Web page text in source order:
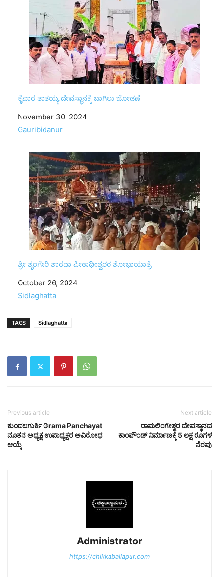
ಕೈವಾರ ತಾತಯ್ಯ ದೇವಸ್ಥಾನಕ್ಕೆ ಬಾಗಿಲು ಜೋಡಣೆ
Date
November 30, 2024
In relation to
Gauribidanur
ಶ್ರೀ ಶೃಂಗೇರಿ ಶಾರದಾ ಪೀಠಾಧೀಶ್ವರರ ಶೋಭಾಯಾತ್ರೆ
Date
October 26, 2024
In relation to
Sidlaghatta
TAGS Sidlaghatta
Previous article
ಕುಂದಲಗುರ್ಕಿ Grama Panchayat
ನೂತನ ಅಧ್ಯಕ್ಷ ಉಪಾಧ್ಯಕ್ಷರ ಅವಿರೋಧ
ಆಯ್ಕೆ
Next article
ರಾಮಲಿಂಗೇಶ್ವರ ದೇವಸ್ಥಾನದ
ಕಾಂಪೌಂಡ್ ನಿರ್ಮಾಣಕ್ಕೆ 5 ಲಕ್ಷ ರೂಗಳ
ನೆರವು
Administrator
https://chikkaballapur.com